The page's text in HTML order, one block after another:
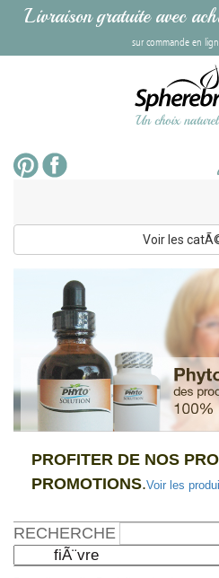
Livraison gratuite avec
sur commande en
Voir les
PROFITER DE NOS
PROMOTIONS.Voir les
RECHERCHE